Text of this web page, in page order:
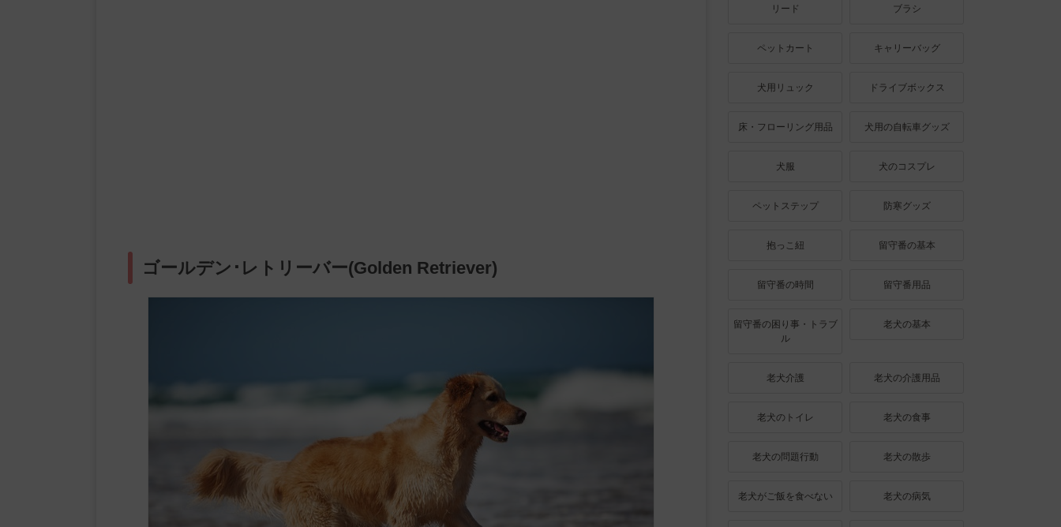
ゴールデン･レトリーバー(Golden Retriever)
リード ブラシ
ペットカート キャリーバッグ
犬用リュック ドライブボックス
床・フローリング用品 犬用の自転車グッズ
犬服 犬のコスプレ
ペットステップ 防寒グッズ
抱っこ紐 留守番の基本
留守番の時間 留守番用品
留守番の困り事・トラブ
ル
老犬の基本
老犬介護 老犬の介護用品
老犬のトイレ 老犬の食事
老犬の問題行動 老犬の散歩
老犬がご飯を食べない 老犬の病気